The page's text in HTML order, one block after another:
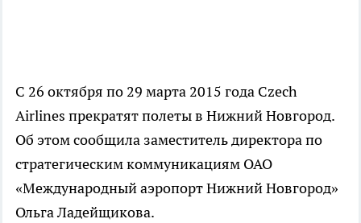
С 26 октября по 29 марта 2015 года Czech
Airlines прекратят полеты в Нижний Новгород.
Об этом сообщила заместитель директора по
стратегическим коммуникациям ОАО
«Международный аэропорт Нижний Новгород»
Ольга Ладейщикова.